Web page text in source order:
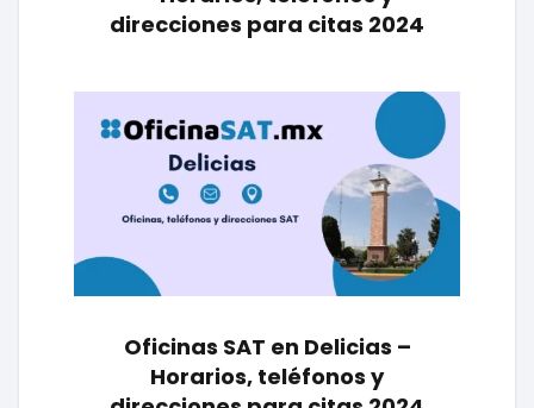
direcciones para citas 2024
Oficinas SAT en Delicias –
Horarios, teléfonos y